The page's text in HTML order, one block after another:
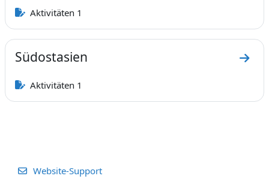
Aktivitäten 1
Südostasien Zum
Aktivitäten 1
Website-Support